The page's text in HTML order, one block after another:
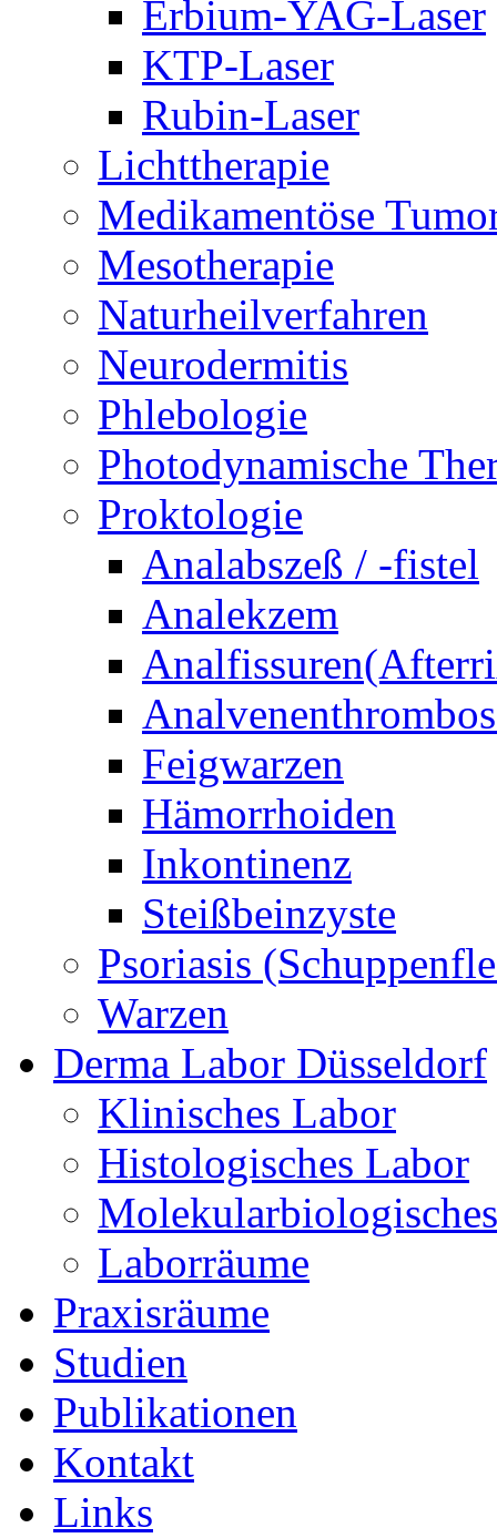
Erbium-YAG-Laser
KTP-Laser
Rubin-Laser
Lichttherapie
Medikamentöse
Mesotherapie
Naturheilverfahren
Neurodermitis
Phlebologie
Photodynamische
Proktologie
Analabszeß / -fistel
Analekzem
Feigwarzen
Hämorrhoiden
Inkontinenz
Steißbeinzyste
Psoriasis
Warzen
Derma Labor Düsseldorf
Klinisches Labor
Histologisches Labor
Laborräume
Praxisräume
Studien
Publikationen
Kontakt
Links